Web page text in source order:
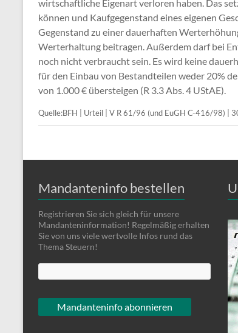
wirtschaftliche Eigenart verloren haben. Das
können und Kaufgegenstand eines eigenen
Gegenstand zu einer dauerhaften
Werterhaltung beitragen. Außerdem darf bei
noch nicht verbraucht sein. Es wird keine
für den Einbau von Bestandteilen weder 20%
von 1.000 € übersteigen (R 3.3 Abs. 4 UStAE).
Quelle:BFH | Urteil | V R 61/96 (und EuGH C-416/98) |
Mandanteninfo bestellen
Registrieren Sie sich gleich für unsere
Mandanteninformation! Regelmäßig erhalten
Sie von uns viele wertvolle Infos rund das
Thema Steuern!